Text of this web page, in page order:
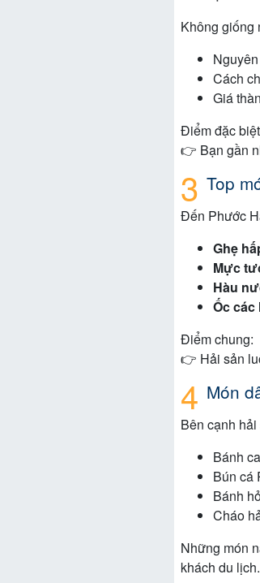
Không giống
Cách
Giá
Điểm đặc
👉 Bạn gần
Top
Đến Phước
Ghẹ
Mực
Hàu
Ốc các
Điểm chung:
👉 Hải sản
Món
Bên cạnh
Bánh
Bún cá
Bánh
Cháo
Những món
khách du lịch.